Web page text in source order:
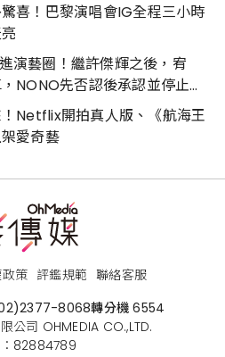
喜！巴黎演唱會IG全程三小時
演藝圈！繼許傑輝之後，宥
NONO先否認後承認並停止演
！Netflix開拍真人版、《航海王
愛奇藝
策 評鑑規範 聯絡客服
8068轉分機 6554
公司 OHMEDIA CO.,LTD.
82884789